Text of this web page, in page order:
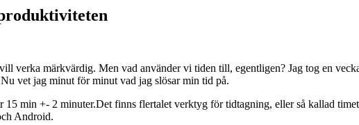
verka märkvärdig. Men vad använder vi tiden till, egentligen? Jag tog en
vet jag minut för minut vad jag slösar min tid på.
15 min +- 2 minuter.Det finns flertalet verktyg för tidtagning, eller så kallad
Android.